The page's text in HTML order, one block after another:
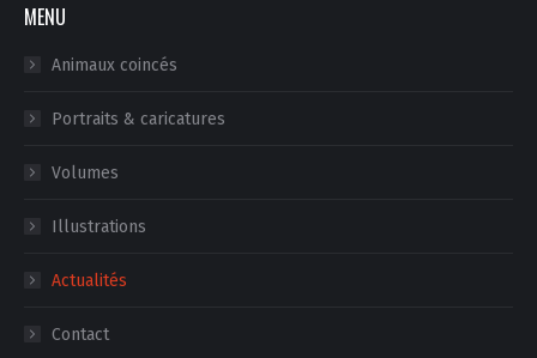
MENU
Animaux coincés
Portraits & caricatures
Volumes
Illustrations
Actualités
Contact